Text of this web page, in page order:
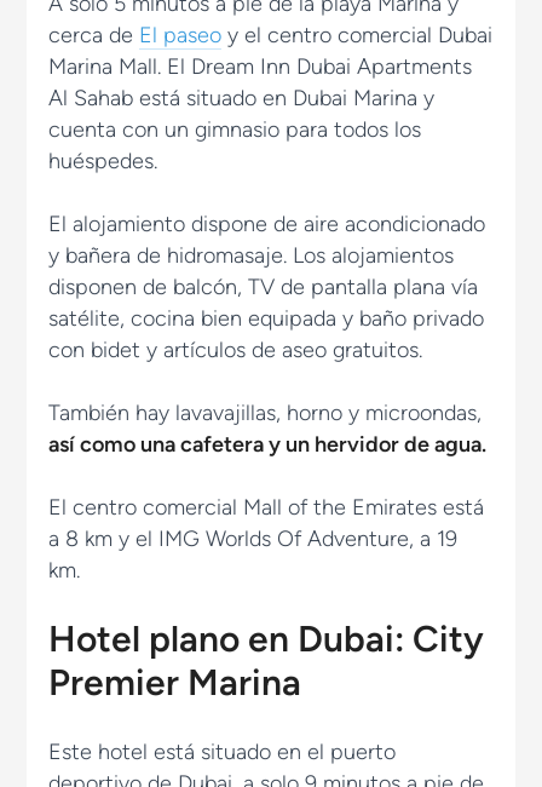
cerca de El paseo y el centro comercial Dubai
Marina Mall. El Dream Inn Dubai Apartments
Al Sahab está situado en Dubai Marina y
cuenta con un gimnasio para todos los
huéspedes.
El alojamiento dispone de aire acondicionado
y bañera de hidromasaje. Los alojamientos
disponen de balcón, TV de pantalla plana vía
satélite, cocina bien equipada y baño privado
con bidet y artículos de aseo gratuitos.
También hay lavavajillas, horno y microondas,
así como una cafetera y un hervidor de agua.
El centro comercial Mall of the Emirates está
a 8 km y el IMG Worlds Of Adventure, a 19
km.
Hotel plano en Dubai: City
Premier Marina
Este hotel está situado en el puerto